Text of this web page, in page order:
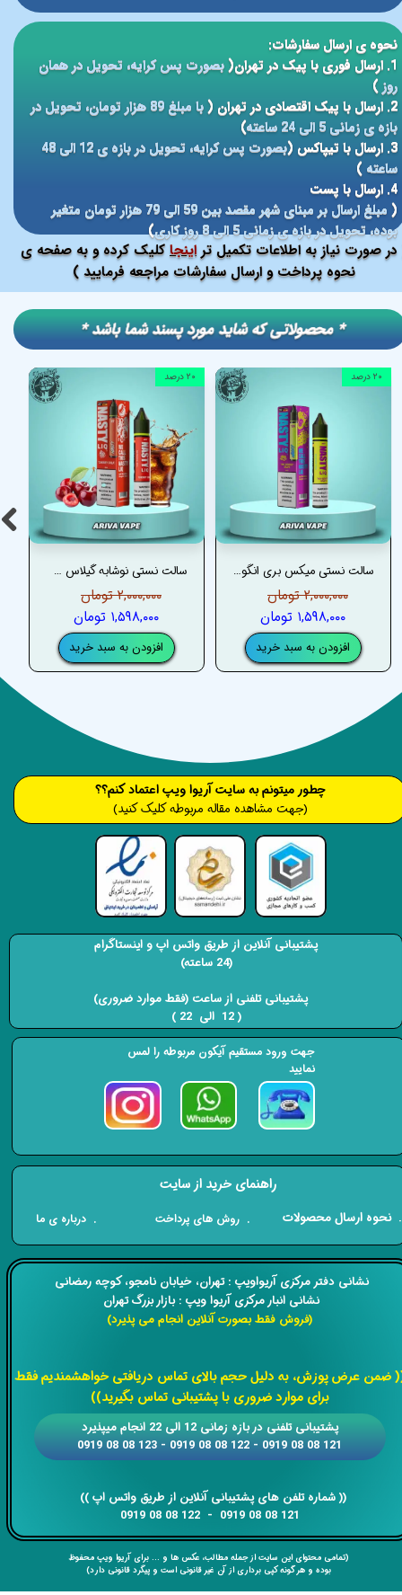
صورت نیاز به اطلاعات تکمیل تراینجا کلیک کرده و به صفحه ی
نحوه پرداخت و ارسال سفارشات مراجعه فرمایید )
نحوه ی ارسال سفارشات:
1. ارسال فوری با پیک در تهران(
بصورت پس کرایه، تحویل در همان
روز)
2. ارسال با پیک اقتصادی در تهران (
با مبلغ 89 هزار تومان، تحویل در
بازه ی زمانی 5 الی 24 ساعته
)
3. ارسال با تیپاکس (
بصورت پس کرایه، تحویل در بازه ی 12 الی 48
ساعته )
4. ارسال با پست
(
مبلغ ارسال بر مبنای شهر مقصد بین 59 الی 79 هزار تومان متغیر
بوده، تحویل در بازه ی زمانی 5 الی 8 روز کاری
)
سالت نستی نوشابه گیلاس –NASTY SALT CHERRY COLA
۲,۰۰۰,۰۰۰ تومان
۱,۵۹۸,۰۰۰ تومان
افزودن به سبد خرید
۲۰ درصد
سالت نستی میکس بری انگور –NASTY SALT MIX BERRIES GRAPE
۲,۰۰۰,۰۰۰ تومان
۱,۵۹۸,۰۰۰ تومان
افزودن به سبد خرید
۲۰ درصد
​​* محصولاتی که شاید مورد پسند شما باشد *
​​نشانی دفتر مرکزی آریواویپ : تهران، خیابان نامجو،کوچه رمضانی
نشانی انبار مرکزی آریوا ویپ : بازار بزرگ تهران
(فروش فقط بصورت آنلاین انجام می پذیرد)
ضمن عرض پوزش، به دلیل حجم بالای تماس دریافتی خواهشمندیم فقط
برای موارد ضروری با پشتیبانی تماس بگیرید))
​​​​​​​​​​​​​​(( ​​​​​​​شماره تلفن های پشتیبانی آنلاین از طریق واتس اپ ))
​​​​​​​121 08 08 0919 - 122 08 08 0919
​​پشتیبانی تلفنی در بازه زمانی 12 الی 22 انجام میپذیرد
121 08 08 0919 - 122 08 08 0919 - 123 08 08 0919
(تمامی محتوای این سایت از جمله مطالب، عکس ها و ... برای آریوا ویپ محفوظ
بوده و هر گونه کپی برداری از آن غیر قانونی است و پیگرد قانونی دارد)
​​​چطور میتونم به سایت آریوا ویپ اعتماد کنم؟؟
(جهت مشاهده مقاله مربوطه کلیک کنید)
راهنمای خرید از سایت
​. نحوه ارسال محصولات . روش های پرداخت . درباره ی ما
پشتیبانی آنلاین از طریق واتس اپ و اینستاگرام
(24 ساعته)
​​​​​​​ پشتیبانی تلفنی از ساعت (فقط موارد ضروری)
( 12 الی 22 ) ​​​​​​​
جهت ورود مستقیم آیکون مربوطه را لمس
نمایید